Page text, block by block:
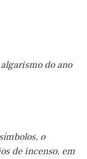
do ano
o
de incenso, em